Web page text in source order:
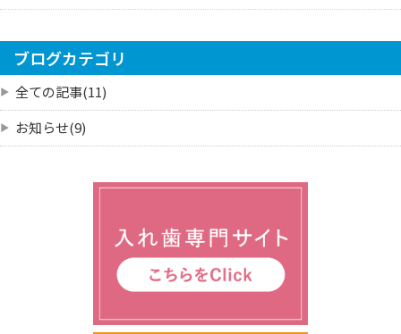
ブログカテゴリ
全ての記事(11)
お知らせ(9)